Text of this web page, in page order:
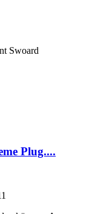
Swoard
Plug....